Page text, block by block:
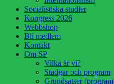
Socialistiska studier
Kongress 2026
Webbshop
Bli medlem
Kontakt
Om SP
Vilka är vi?
Stadgar och program
Grundsatser